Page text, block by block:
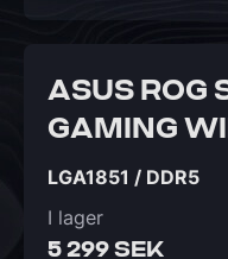
ASUS ROG
GAMING
LGA1851 / DDR5
I lager
5 299 SEK